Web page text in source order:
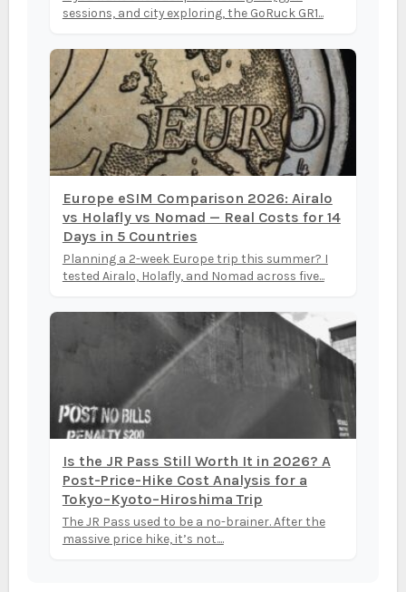
sessions, and city exploring, the GoRuck GR1...
Europe eSIM Comparison 2026: Airalo
vs Holafly vs Nomad — Real Costs for 14
Days in 5 Countries
Planning a 2-week Europe trip this summer? I
tested Airalo, Holafly, and Nomad across five...
Is the JR Pass Still Worth It in 2026? A
Post-Price-Hike Cost Analysis for a
Tokyo–Kyoto–Hiroshima Trip
The JR Pass used to be a no-brainer. After the
massive price hike, it’s not....